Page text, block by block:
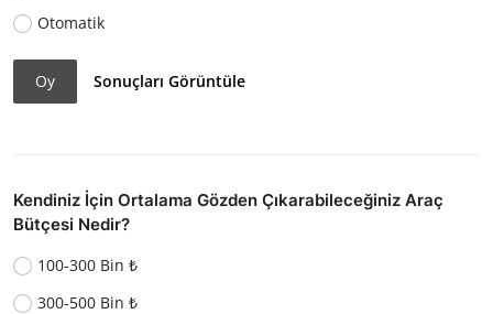
Otomatik
Oy Sonuçları Görüntüle
Kendiniz İçin Ortalama Gözden Çıkarabileceğiniz Araç
Bütçesi Nedir?
100-300 Bin ₺
300-500 Bin ₺